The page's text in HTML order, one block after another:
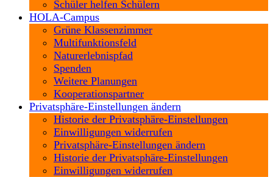
Schüler helfen Schülern
HOLA-Campus
Grüne Klassenzimmer
Multifunktionsfeld
Naturerlebnispfad
Spenden
Weitere Planungen
Kooperationspartner
Privatsphäre-Einstellungen ändern
Historie der Privatsphäre-Einstellungen
Einwilligungen widerrufen
Privatsphäre-Einstellungen ändern
Historie der Privatsphäre-Einstellungen
Einwilligungen widerrufen